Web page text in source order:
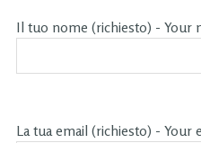
Il tuo nome (richiesto) - Your
La tua email (richiesto) - Your